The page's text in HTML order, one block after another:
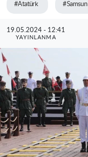
#Atatürk #Samsun
19.05.2024 - 12:41
YAYINLANMA